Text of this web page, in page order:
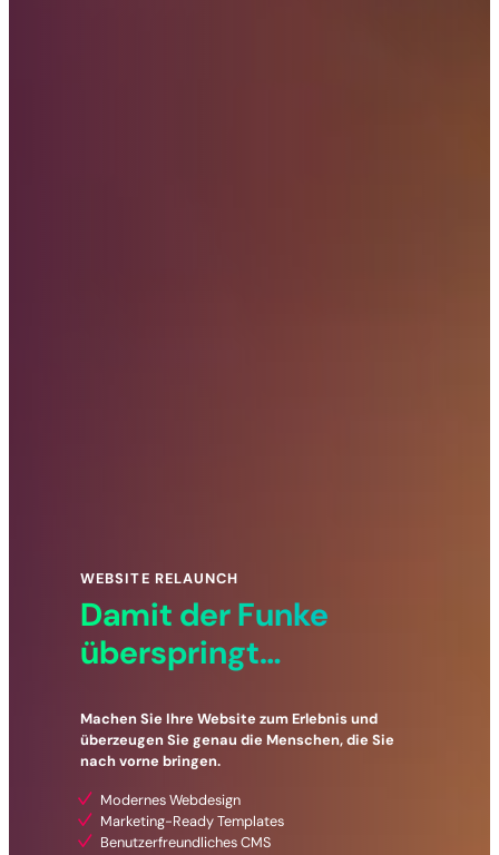
WEBSITE RELAUNCH
Damit der Funke
überspringt…
Machen Sie Ihre Website zum Erlebnis und
überzeugen Sie genau die Menschen, die Sie
nach vorne bringen.
Modernes Webdesign
Marketing-Ready Templates
Benutzerfreundliches CMS